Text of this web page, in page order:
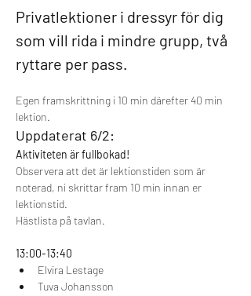
Privatlektioner i dressyr för dig
som vill rida i mindre grupp, två
ryttare per pass.
Egen framskrittning i 10 min därefter 40 min
lektion.
Uppdaterat 6/2:
Aktiviteten är fullbokad!
Observera att det är lektionstiden som är
noterad, ni skrittar fram 10 min innan er
lektionstid.
Hästlista på tavlan.
13:00-13:40
Elvira Lestage
Tuva Johansson